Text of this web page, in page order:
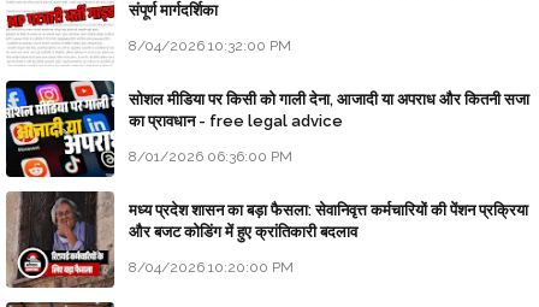
संपूर्ण मार्गदर्शिका
8/04/2026 10:32:00 PM
सोशल मीडिया पर किसी को गाली देना, आजादी या अपराध और कितनी सजा
का प्रावधान - free legal advice
8/01/2026 06:36:00 PM
मध्य प्रदेश शासन का बड़ा फैसला: सेवानिवृत्त कर्मचारियों की पेंशन प्रक्रिया
और बजट कोडिंग में हुए क्रांतिकारी बदलाव
8/04/2026 10:20:00 PM